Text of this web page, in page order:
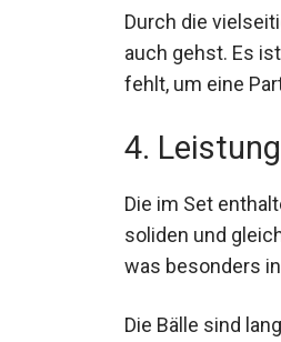
Durch die
du auch gehst.
Ort fehlt, um eine
4.
Die im Set
soliden und
was besonders
Die Bälle sind